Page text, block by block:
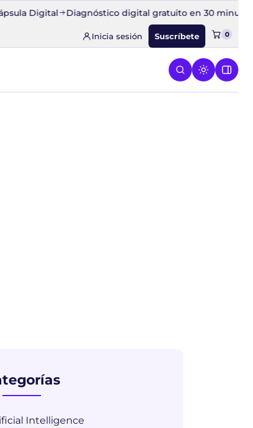
Diagnóstico digital gratuito en 30 minutos
Inicia sesión Suscríbete 0
de CONQUISTA
Intelligence